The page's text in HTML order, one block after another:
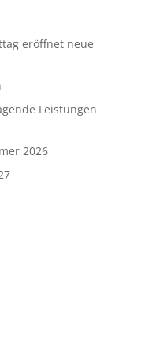
eröffnet neue
Leistungen
2026